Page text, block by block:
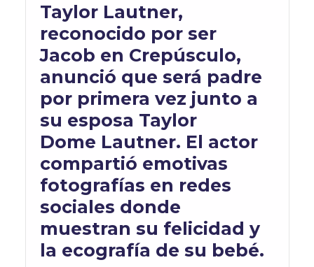
Taylor Lautner,
reconocido por ser
Jacob en Crepúsculo,
anunció que será padre
por primera vez junto a
su esposa Taylor
Dome Lautner. El actor
compartió emotivas
fotografías en redes
sociales donde
muestran su felicidad y
la ecografía de su bebé.